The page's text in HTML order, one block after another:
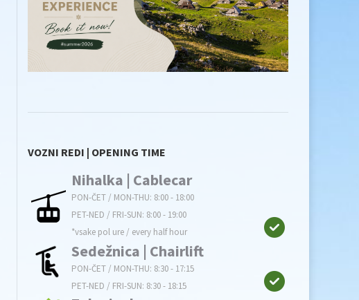
VOZNI REDI | OPENING TIME
Nihalka | Cablecar
PON-ČET / MON-THU: 8:00 - 18:00
PET-NED / FRI-SUN: 8:00 - 19:00
*vsake pol ure / every half hour
Sedežnica | Chairlift
PON-ČET / MON-THU: 8:30 - 17:15
PET-NED / FRI-SUN: 8:30 - 18:15